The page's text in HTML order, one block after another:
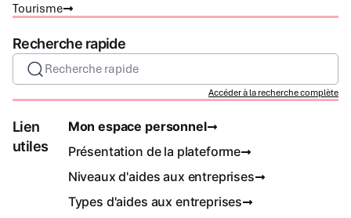
Tourisme
Recherche rapide
Recherche rapide
Accéder à la recherche complète
Lien
utiles
Mon espace personnel
Présentation de la plateforme
Niveaux d'aides aux entreprises
Types d'aides aux entreprises